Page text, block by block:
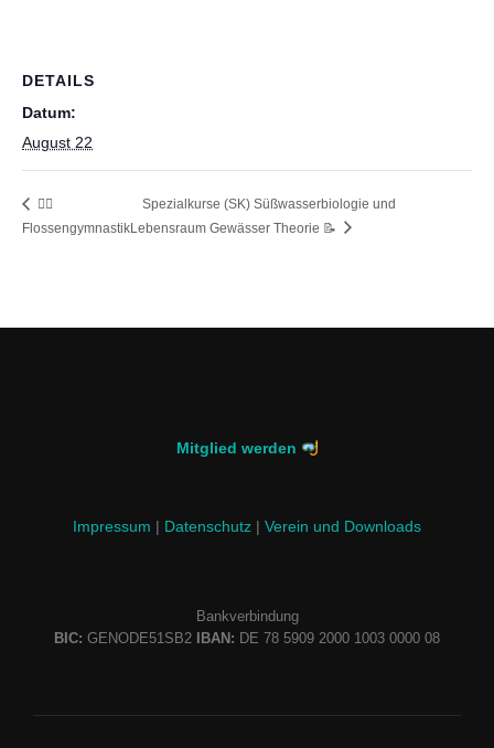
DETAILS
Datum:
August 22
🧜‍♀️
Flossengymnastik
Spezialkurse (SK) Süßwasserbiologie und
Lebensraum Gewässer Theorie 📝
Mitglied werden
Impressum | Datenschutz | Verein und Downloads
Bankverbindung
BIC: GENODE51SB2 IBAN: DE 78 5909 2000 1003 0000 08